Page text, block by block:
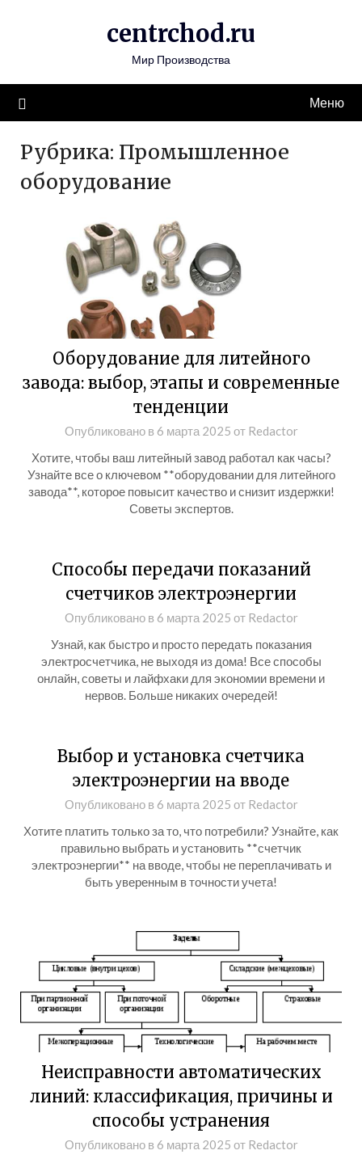
centrchod.ru
Мир Производства
Меню
Рубрика: Промышленное
оборудование
Оборудование для литейного
завода: выбор, этапы и современные
тенденции
Опубликовано в 6 марта 2025 от Redactor
Хотите, чтобы ваш литейный завод работал как часы?
Узнайте все о ключевом **оборудовании для литейного
завода**, которое повысит качество и снизит издержки!
Советы экспертов.
Способы передачи показаний
счетчиков электроэнергии
Опубликовано в 6 марта 2025 от Redactor
Узнай, как быстро и просто передать показания
электросчетчика, не выходя из дома! Все способы
онлайн, советы и лайфхаки для экономии времени и
нервов. Больше никаких очередей!
Выбор и установка счетчика
электроэнергии на вводе
Опубликовано в 6 марта 2025 от Redactor
Хотите платить только за то, что потребили? Узнайте, как
правильно выбрать и установить **счетчик
электроэнергии** на вводе, чтобы не переплачивать и
быть уверенным в точности учета!
Неисправности автоматических
линий: классификация, причины и
способы устранения
Опубликовано в 6 марта 2025 от Redactor